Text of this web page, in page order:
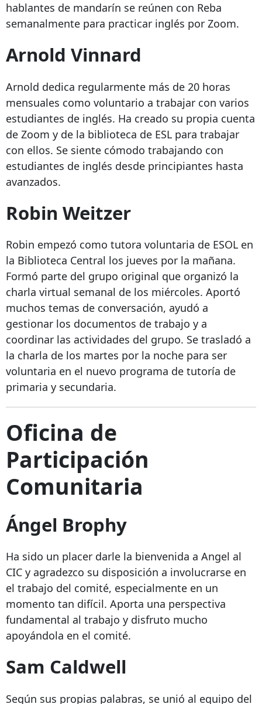
hablantes de mandarín se reúnen con Reba
semanalmente para practicar inglés por Zoom.
Arnold Vinnard
Arnold dedica regularmente más de 20 horas
mensuales como voluntario a trabajar con varios
estudiantes de inglés. Ha creado su propia cuenta
de Zoom y de la biblioteca de ESL para trabajar
con ellos. Se siente cómodo trabajando con
estudiantes de inglés desde principiantes hasta
avanzados.
Robin Weitzer
Robin empezó como tutora voluntaria de ESOL en
la Biblioteca Central los jueves por la mañana.
Formó parte del grupo original que organizó la
charla virtual semanal de los miércoles. Aportó
muchos temas de conversación, ayudó a
gestionar los documentos de trabajo y a
coordinar las actividades del grupo. Se trasladó a
la charla de los martes por la noche para ser
voluntaria en el nuevo programa de tutoría de
primaria y secundaria.
Oficina de
Participación
Comunitaria
Ángel Brophy
Ha sido un placer darle la bienvenida a Angel al
CIC y agradezco su disposición a involucrarse en
el trabajo del comité, especialmente en un
momento tan difícil. Aporta una perspectiva
fundamental al trabajo y disfruto mucho
apoyándola en el comité.
Sam Caldwell
Según sus propias palabras, se unió al equipo del